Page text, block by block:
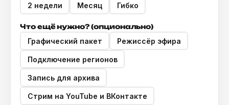
2 недели Месяц Гибко
Что ещё нужно? (опционально)
Графический пакет Режиссёр эфира
Подключение регионов
Запись для архива
Стрим на YouTube и ВКонтакте